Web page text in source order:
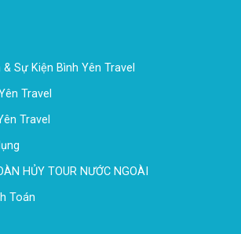
Sự Kiện Bình Yên Travel
Travel
Travel
HỦY TOUR NƯỚC NGOÀI
Toán